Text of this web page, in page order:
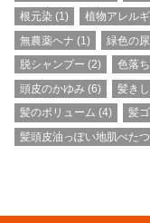
根元染 (1) 植物アレル
無農薬ヘナ (1) 緑色の尿
脱シャンプー (2) 色落ち
頭皮のかゆみ (6) 髪き
髪のボリューム (4) 髪
髪頭皮油っぽい地肌べた